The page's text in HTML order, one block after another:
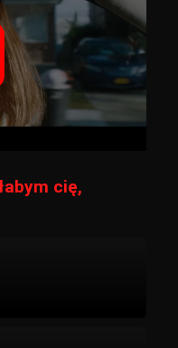
cię,